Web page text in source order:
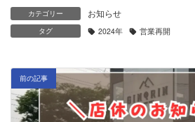
カテゴリー お知らせ
タグ 2024年 営業再開
前の記事